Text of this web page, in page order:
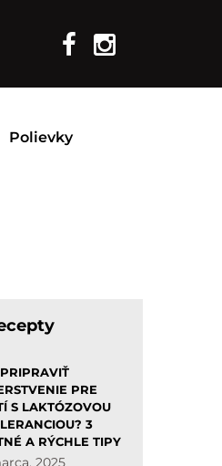
Polievky
PRE
S LAKTÓZOVOU
3
A RÝCHLE TIPY
2025